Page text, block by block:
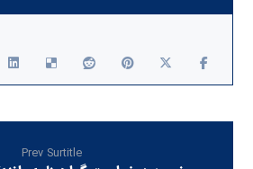
Prev Surtitle